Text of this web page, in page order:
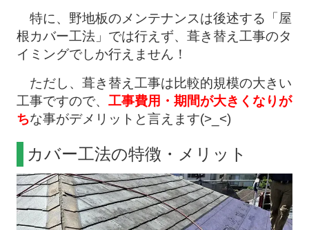
特に、野地板のメンテナンスは後述する「屋
根カバー工法」では行えず、葺き替え工事のタ
イミングでしか行えません！
ただし、葺き替え工事は比較的規模の大きい
工事ですので、 工事費用・期間が大きくなりが
ちな事がデメリットと言えます(>_<)
カバー工法の特徴・メリット